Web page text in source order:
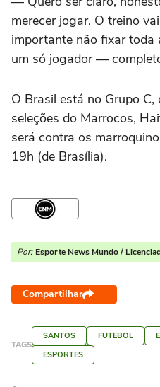
merecer jogar. O treino
importante não fixar toda
um só jogador —
O Brasil está no Grupo
seleções do Marrocos,
será contra os
19h (de Brasília).
Por: Esporte News Mundo /
Compartilhar
TAGS
SANTOS FUTEBOL
ESPORTES